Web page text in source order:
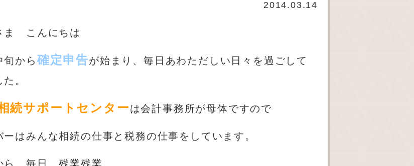
2014.03.14
ま こんにちは
旬から 確定申告が始まり、毎日あわただしい日々を過ごして
。
続サポートセンターは会計事務所が母体ですので
ーはみんな相続の仕事と税務の仕事をしています。
ら、毎日 残業残業